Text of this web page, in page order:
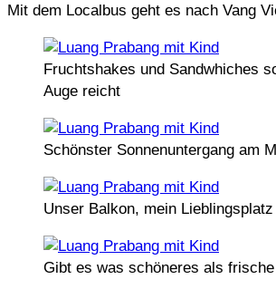
Mit dem Localbus geht es nach Vang
Fruchtshakes und Sandwhiches
Auge reicht
Schönster Sonnenuntergang am
Unser Balkon, mein
Gibt es was schöneres als